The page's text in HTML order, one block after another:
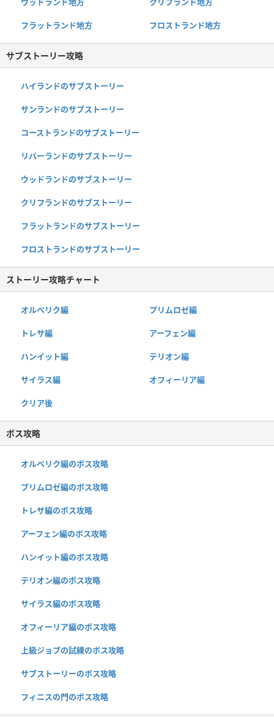
フラットランド地方 フロストランド地方
サブストーリー攻略
ハイランドのサブストーリー
サンランドのサブストーリー
コーストランドのサブストーリー
リバーランドのサブストーリー
ウッドランドのサブストーリー
クリフランドのサブストーリー
フラットランドのサブストーリー
フロストランドのサブストーリー
ストーリー攻略チャート
オルベリク編 プリムロゼ編
トレサ編 アーフェン編
ハンイット編 テリオン編
サイラス編 オフィーリア編
クリア後
ボス攻略
オルベリク編のボス攻略
プリムロゼ編のボス攻略
トレサ編のボス攻略
アーフェン編のボス攻略
ハンイット編のボス攻略
テリオン編のボス攻略
サイラス編のボス攻略
オフィーリア編のボス攻略
上級ジョブの試練のボス攻略
サブストーリーのボス攻略
フィニスの門のボス攻略